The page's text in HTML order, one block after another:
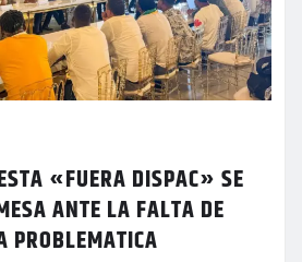
«FUERA DISPAC» SE
ANTE LA FALTA DE
PROBLEMATICA